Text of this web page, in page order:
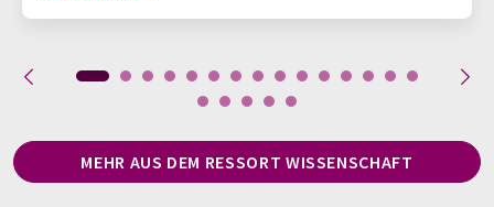
MEHR AUS DEM RESSORT WISSENSCHAFT